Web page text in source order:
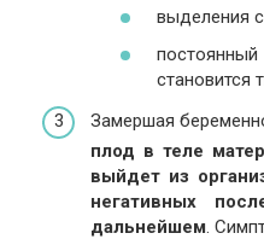
выделения
становится
Замершая
плод в теле
выйдет из
негативных
дальнейшем.